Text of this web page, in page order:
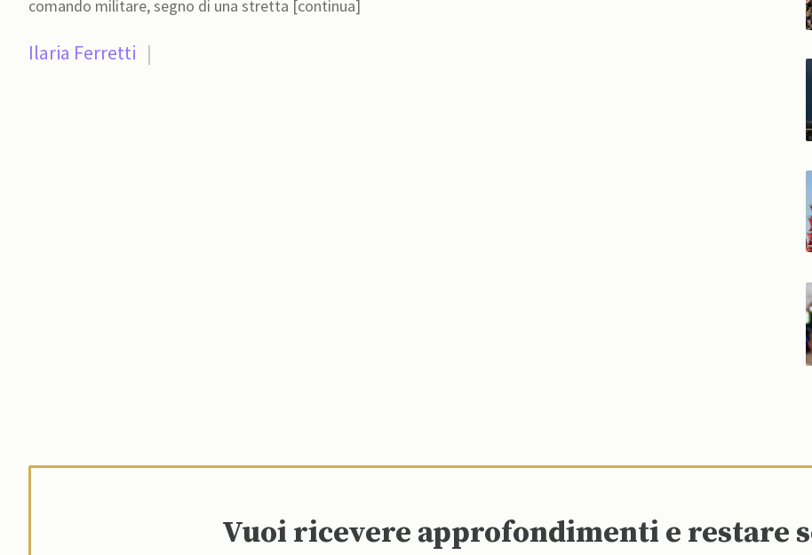
comando militare, segno di una stretta [continua]
Ilaria Ferretti |
Vuoi ricevere approfondimenti e restare